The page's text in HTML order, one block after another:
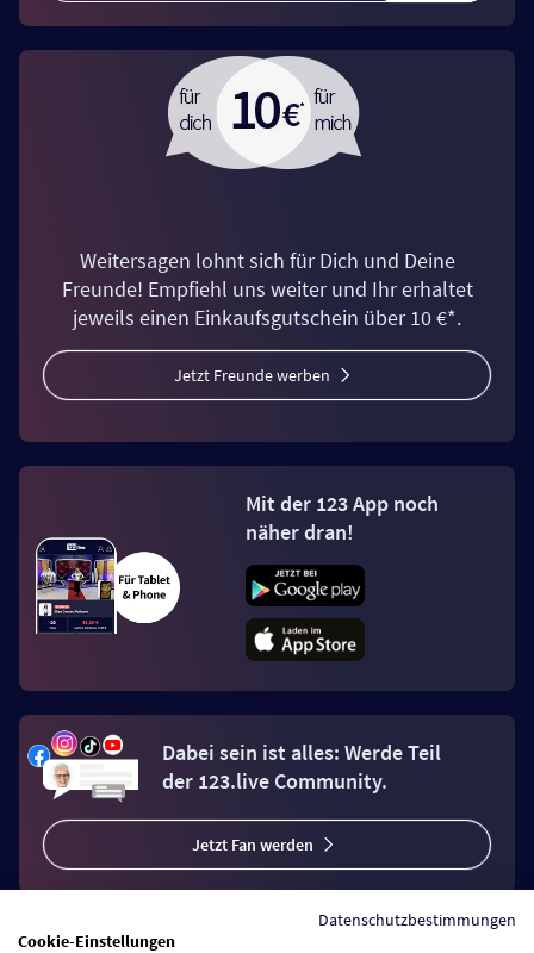
Weitersagen lohnt sich für Dich und Deine
Freunde! Empfiehl uns weiter und Ihr erhaltet
jeweils einen Einkaufsgutschein über 10 €*.
Jetzt Freunde werben
Mit der 123 App noch
näher dran!
Dabei sein ist alles: Werde Teil
der 123.live Community.
Jetzt Fan werden
Datenschutzbestimmungen
Cookie-Einstellungen